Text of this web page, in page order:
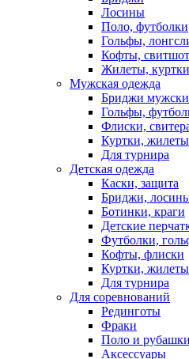
Лосины
Поло, футболки
Гольфы,
Кофты,
Жилеты, куртки
Мужская одежда
Бриджи
Гольфы,
Флиски,
Куртки, жилеты
Для турнира
Детская одежда
Каски, защита
Бриджи,
Ботинки, краги
Детские
Футболки,
Кофты, флиски
Куртки, жилеты
Для турнира
Для соревнований
Рединготы
Фраки
Поло и рубашки
Аксессуары